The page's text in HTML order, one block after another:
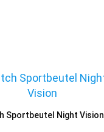
Sportbeutel Night Vision